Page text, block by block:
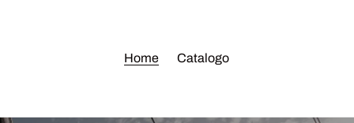
Home Catalogo